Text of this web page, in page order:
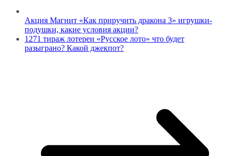
Акция Магнит «Как приручить дракона 3» игрушки-
подушки, какие условия акции?
1271 тираж лотереи «Русское лото» что будет
разыграно? Какой джекпот?